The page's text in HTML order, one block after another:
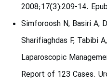
2008;17(3):209-14.
Simforoosh N, Basiri A,
Sharifiaghdas F, Tabibi
Laparoscopic
Report of 123 Cases.